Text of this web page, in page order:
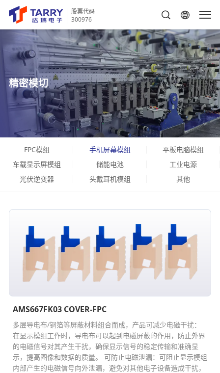
股票代码
300976
精密模切
FPC模组 手机屏幕模组
平板电脑模组
车载显示屏模组
储能电池
工业电源
光伏逆变器
头戴耳机模组 其他
AMS667FK03 COVER-FPC
多层导电布/铜箔等屏蔽材料组合而成，产品可减少电磁干扰：
在显示模组工作时，导电布可以起到电磁屏蔽的作用，防止外界
的电磁信号对其产生干扰，确保显示信号的稳定传输和准确显
示，提高图像和数据的质量。 可防止电磁泄漏：可阻止显示模组
内部产生的电磁信号向外泄漏，避免对其他电子设备造成干扰，